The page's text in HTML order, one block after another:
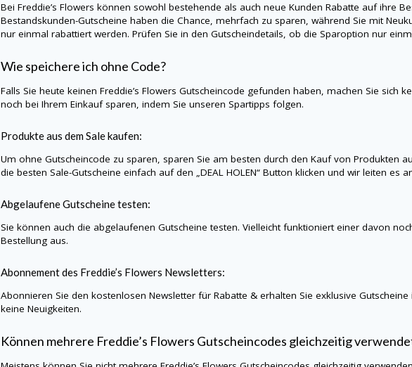
Bei Freddie’s Flowers können sowohl bestehende als auch neue Kunden Rabatte auf ihre
Bestandskunden-Gutscheine haben die Chance, mehrfach zu sparen, während Sie mit
nur einmal rabattiert werden. Prüfen Sie in den Gutscheindetails, ob die Sparoption nur
Wie speichere ich ohne Code?
Falls Sie heute keinen Freddie’s Flowers Gutscheincode gefunden haben, machen Sie sich
noch bei Ihrem Einkauf sparen, indem Sie unseren Spartipps folgen.
Produkte aus dem Sale kaufen:
Um ohne Gutscheincode zu sparen, sparen Sie am besten durch den Kauf von Produkten
die besten Sale-Gutscheine einfach auf den „DEAL HOLEN“ Button klicken und wir leiten es
Abgelaufene Gutscheine testen:
Sie können auch die abgelaufenen Gutscheine testen. Vielleicht funktioniert einer davon
Bestellung aus.
Abonnement des Freddie’s Flowers Newsletters:
Abonnieren Sie den kostenlosen Newsletter für Rabatte & erhalten Sie exklusive
keine Neuigkeiten.
Können mehrere Freddie’s Flowers Gutscheincodes gleichzeitig